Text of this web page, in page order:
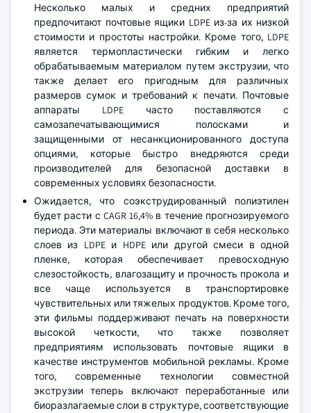
Несколько малых и средних предприятий
предпочитают почтовые ящики LDPE из-за их низкой
стоимости и простоты настройки. Кроме того, LDPE
является термопластически гибким и легко
обрабатываемым материалом путем экструзии, что
также делает его пригодным для различных
размеров сумок и требований к печати. Почтовые
аппараты LDPE часто поставляются с
самозапечатывающимися полосками и
защищенными от несанкционированного доступа
опциями, которые быстро внедряются среди
производителей для безопасной доставки в
современных условиях безопасности.
Ожидается, что соэкструдированный полиэтилен
будет расти с CAGR 16,4% в течение прогнозируемого
периода. Эти материалы включают в себя несколько
слоев из LDPE и HDPE или другой смеси в одной
пленке, которая обеспечивает превосходную
слезостойкость, влагозащиту и прочность прокола и
все чаще используется в транспортировке
чувствительных или тяжелых продуктов. Кроме того,
эти фильмы поддерживают печать на поверхности
высокой четкости, что также позволяет
предприятиям использовать почтовые ящики в
качестве инструментов мобильной рекламы. Кроме
того, современные технологии совместной
экструзии теперь включают переработанные или
биоразлагаемые слои в структуре, соответствующие